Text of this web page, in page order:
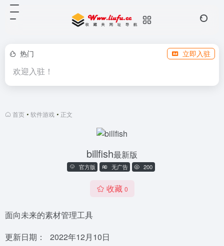
热门 立即入驻
欢迎入驻！
首页 • 软件游戏 • 正文
billfish最新版
官方版 无广告 200
收藏 0
面向未来的素材管理工具
更新日期：
2022年12月10日